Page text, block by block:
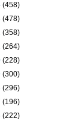
(458)
(478)
(358)
(264)
(228)
(300)
(296)
(196)
(222)